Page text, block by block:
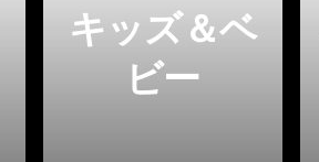
キッズ＆ベ
ビー